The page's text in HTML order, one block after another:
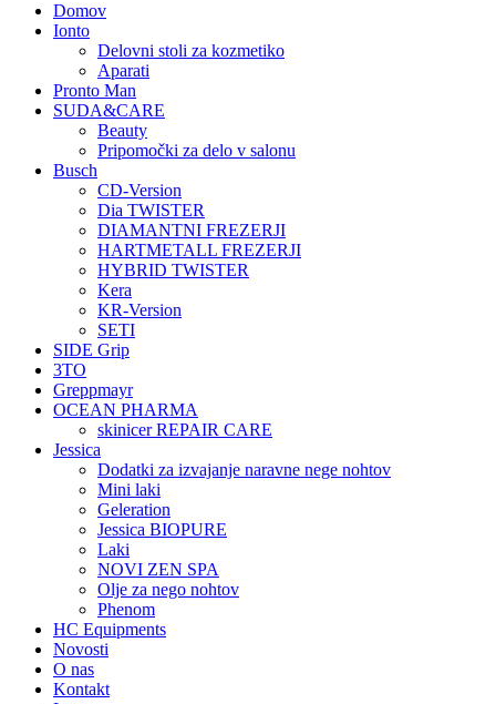
Domov
Ionto
Delovni stoli za kozmetiko
Aparati
Pronto Man
SUDA&CARE
Beauty
Pripomočki za delo v salonu
Busch
CD-Version
Dia TWISTER
DIAMANTNI FREZERJI
HARTMETALL FREZERJI
HYBRID TWISTER
Kera
KR-Version
SETI
SIDE Grip
3TO
Greppmayr
OCEAN PHARMA
skinicer REPAIR CARE
Jessica
Dodatki za izvajanje naravne nege nohtov
Mini laki
Geleration
Jessica BIOPURE
Laki
NOVI ZEN SPA
Olje za nego nohtov
Phenom
HC Equipments
Novosti
O nas
Kontakt